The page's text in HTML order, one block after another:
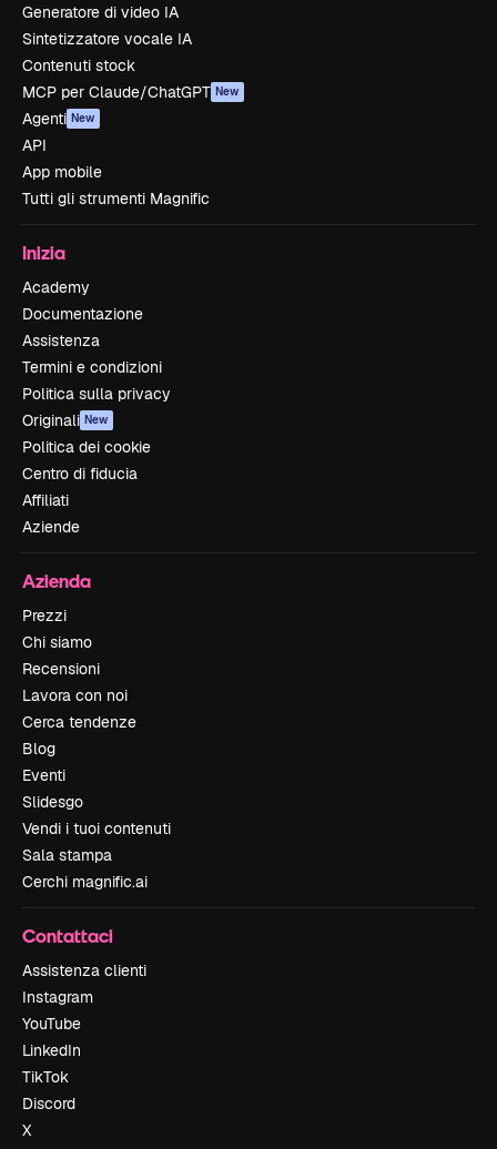
Generatore di video IA
Sintetizzatore vocale IA
Contenuti stock
MCP per Claude/ChatGPT New
Agenti New
API
App mobile
Tutti gli strumenti Magnific
Inizia
Academy
Documentazione
Assistenza
Termini e condizioni
Politica sulla privacy
Originali New
Politica dei cookie
Centro di fiducia
Affiliati
Aziende
Azienda
Prezzi
Chi siamo
Recensioni
Lavora con noi
Cerca tendenze
Blog
Eventi
Slidesgo
Vendi i tuoi contenuti
Sala stampa
Cerchi magnific.ai
Contattaci
Assistenza clienti
Instagram
YouTube
LinkedIn
TikTok
Discord
X